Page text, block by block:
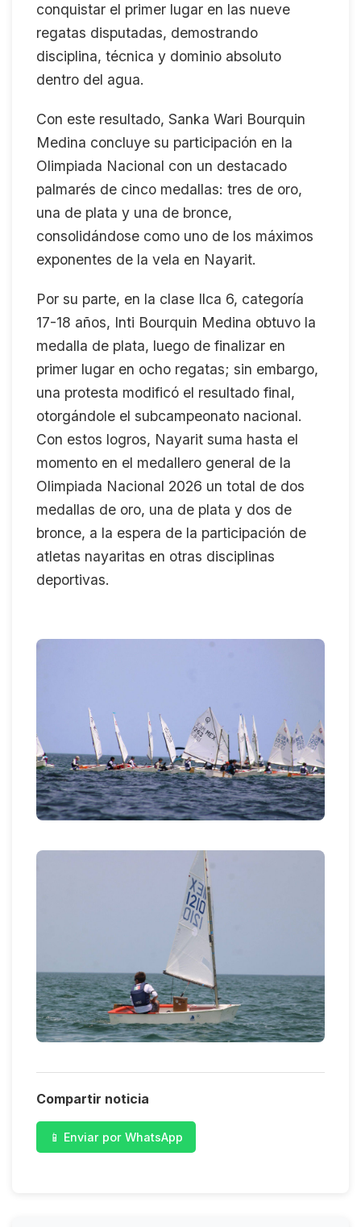
conquistar el primer lugar en las nueve
regatas disputadas, demostrando
disciplina, técnica y dominio absoluto
dentro del agua.
Con este resultado, Sanka Wari Bourquin
Medina concluye su participación en la
Olimpiada Nacional con un destacado
palmarés de cinco medallas: tres de oro,
una de plata y una de bronce,
consolidándose como uno de los máximos
exponentes de la vela en Nayarit.
Por su parte, en la clase Ilca 6, categoría
17-18 años, Inti Bourquin Medina obtuvo la
medalla de plata, luego de finalizar en
primer lugar en ocho regatas; sin embargo,
una protesta modificó el resultado final,
otorgándole el subcampeonato nacional.
Con estos logros, Nayarit suma hasta el
momento en el medallero general de la
Olimpiada Nacional 2026 un total de dos
medallas de oro, una de plata y dos de
bronce, a la espera de la participación de
atletas nayaritas en otras disciplinas
deportivas.
Compartir noticia
📱 Enviar por WhatsApp